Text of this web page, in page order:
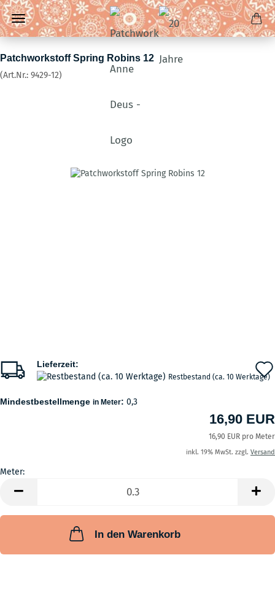
Patchworkstoff Spring Robins 12
(Art.Nr.: 9429-12)
Lieferzeit:
Restbestand (ca. 10 Werktage)
Mindestbestellmenge in Meter: 0,3
16,90 EUR
16,90 EUR pro Meter
inkl. 19% MwSt. zzgl. Versand
Meter:
In den Warenkorb